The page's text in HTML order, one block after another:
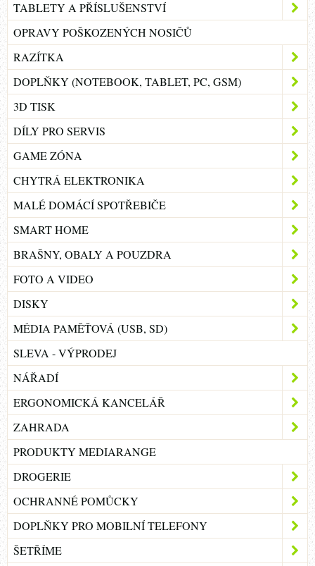
TABLETY A PŘÍSLUŠENSTVÍ
OPRAVY POŠKOZENÝCH NOSIČŮ
RAZÍTKA
DOPLŇKY (NOTEBOOK, TABLET, PC, GSM)
3D TISK
DÍLY PRO SERVIS
GAME ZÓNA
CHYTRÁ ELEKTRONIKA
MALÉ DOMÁCÍ SPOTŘEBIČE
SMART HOME
BRAŠNY, OBALY A POUZDRA
FOTO A VIDEO
DISKY
MÉDIA PAMĚŤOVÁ (USB, SD)
SLEVA - VÝPRODEJ
NÁŘADÍ
ERGONOMICKÁ KANCELÁŘ
ZAHRADA
PRODUKTY MEDIARANGE
DROGERIE
OCHRANNÉ POMŮCKY
DOPLŇKY PRO MOBILNÍ TELEFONY
ŠETŘÍME